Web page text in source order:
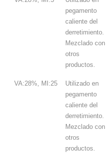
pegamento
caliente del
derretimiento.
Mezclado con
otros
productos.
VA:28%, MI:25
Utilizado en
pegamento
caliente del
derretimiento.
Mezclado con
otros
productos.